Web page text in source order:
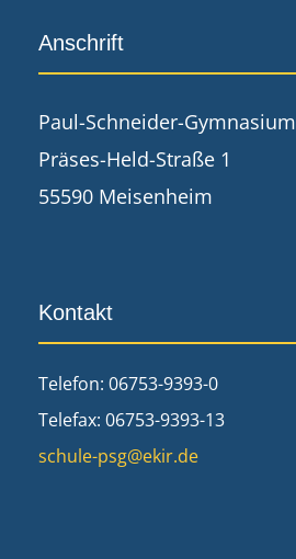
Anschrift
Paul-Schneider-Gymnasium
Präses-Held-Straße 1
55590 Meisenheim
Kontakt
Telefon: 06753-9393-0
Telefax: 06753-9393-13
schule-psg@ekir.de